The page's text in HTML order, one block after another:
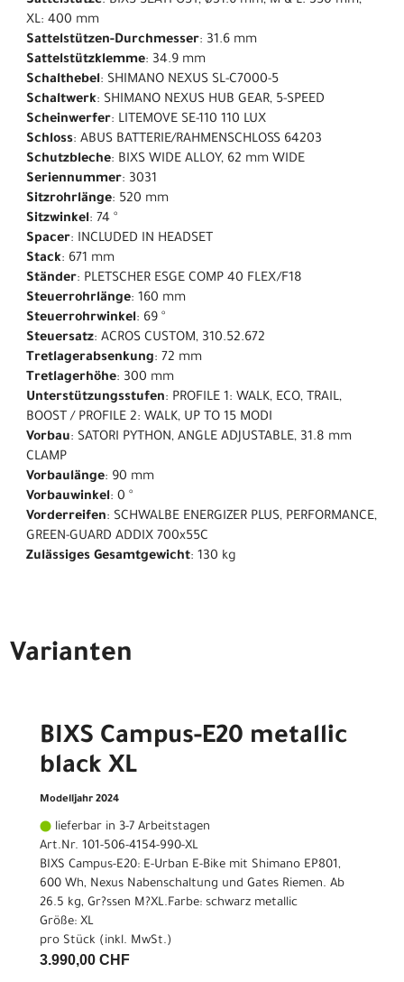
XL: 400 mm
Sattelstützen-Durchmesser: 31.6 mm
Sattelstützklemme: 34.9 mm
Schalthebel: SHIMANO NEXUS SL-C7000-5
Schaltwerk: SHIMANO NEXUS HUB GEAR, 5-SPEED
Scheinwerfer: LITEMOVE SE-110 110 LUX
Schloss: ABUS BATTERIE/RAHMENSCHLOSS 64203
Schutzbleche: BIXS WIDE ALLOY, 62 mm WIDE
Seriennummer: 3031
Sitzrohrlänge: 520 mm
Sitzwinkel: 74 °
Spacer: INCLUDED IN HEADSET
Stack: 671 mm
Ständer: PLETSCHER ESGE COMP 40 FLEX/F18
Steuerrohrlänge: 160 mm
Steuerrohrwinkel: 69 °
Steuersatz: ACROS CUSTOM, 310.52.672
Tretlagerabsenkung: 72 mm
Tretlagerhöhe: 300 mm
Unterstützungsstufen: PROFILE 1: WALK, ECO, TRAIL,
BOOST / PROFILE 2: WALK, UP TO 15 MODI
Vorbau: SATORI PYTHON, ANGLE ADJUSTABLE, 31.8 mm
CLAMP
Vorbaulänge: 90 mm
Vorbauwinkel: 0 °
Vorderreifen: SCHWALBE ENERGIZER PLUS, PERFORMANCE,
GREEN-GUARD ADDIX 700x55C
Zulässiges Gesamtgewicht: 130 kg
Varianten
BIXS Campus-E20 metallic
black XL
Modelljahr 2024
lieferbar in 3-7 Arbeitstagen
Art.Nr. 101-506-4154-990-XL
BIXS Campus-E20: E-Urban E-Bike mit Shimano EP801,
600 Wh, Nexus Nabenschaltung und Gates Riemen. Ab
26.5 kg, Gr?ssen M?XL.Farbe: schwarz metallic
Größe: XL
pro Stück (inkl. MwSt.)
3.990,00 CHF